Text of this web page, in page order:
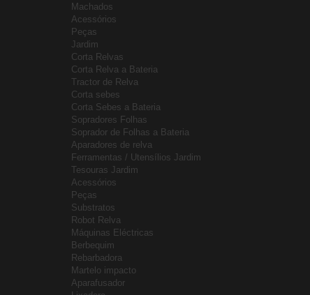
Machados
Acessórios
Peças
Jardim
Corta Relvas
Corta Relva a Bateria
Tractor de Relva
Corta sebes
Corta Sebes a Bateria
Sopradores Folhas
Soprador de Folhas a Bateria
Aparadores de relva
Ferramentas / Utensílios Jardim
Tesouras Jardim
Acessórios
Peças
Substratos
Robot Relva
Máquinas Eléctricas
Berbequim
Rebarbadora
Martelo impacto
Aparafusador